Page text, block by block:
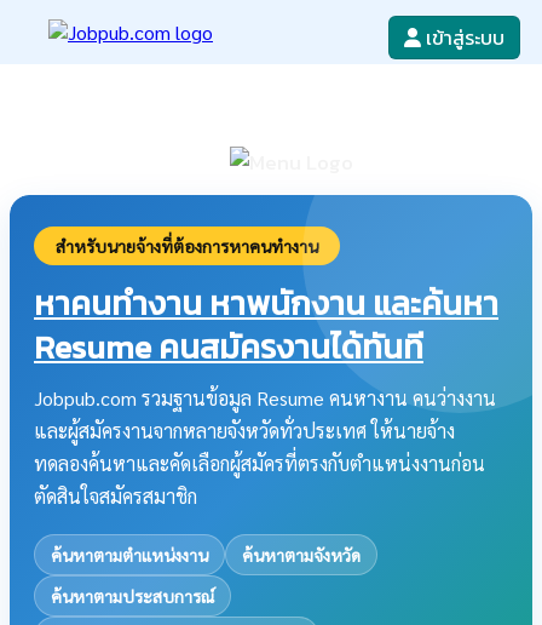
เข้าสู่ระบบ
สำหรับนายจ้างที่ต้องการหาคนทำงาน
หาคนทำงาน หาพนักงาน และค้นหา
Resume คนสมัครงานได้ทันที
Jobpub.com รวมฐานข้อมูล Resume คนหางาน คนว่างงาน
และผู้สมัครงานจากหลายจังหวัดทั่วประเทศ ให้นายจ้าง
ทดลองค้นหาและคัดเลือกผู้สมัครที่ตรงกับตำแหน่งงานก่อน
ตัดสินใจสมัครสมาชิก
ค้นหาตามตำแหน่งงาน
ค้นหาตามจังหวัด
ค้นหาตามประสบการณ์